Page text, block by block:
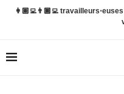
👩🏽‍💻👨🏿‍💻